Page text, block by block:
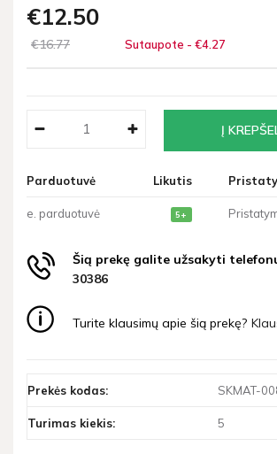
€12 50
€1677 Sutaupote - €4 27
Parduotuvė Likutis
e. parduotuvė 5+
Šią prekę galite užsakyti
30386
Turite klausimų apie šią prekę?
Prekės kodas: SKMAT-
Turimas kiekis: 5